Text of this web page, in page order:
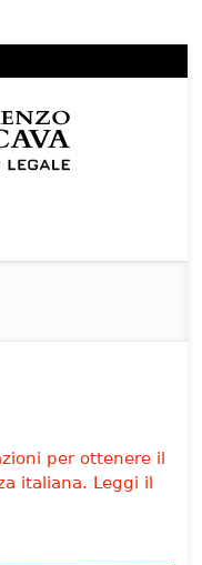
per ottenere il
italiana. Leggi il